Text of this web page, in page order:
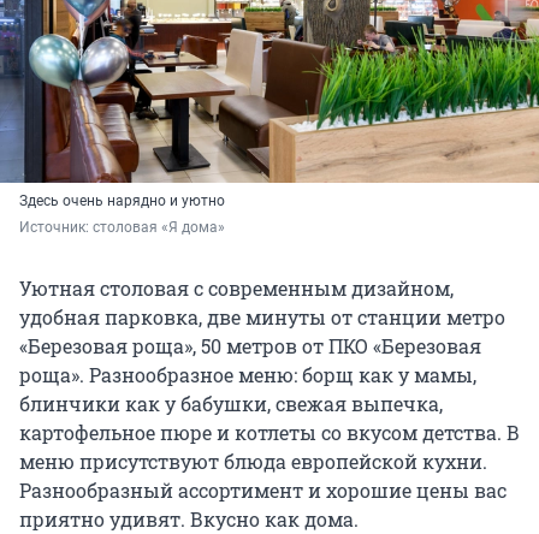
Здесь очень нарядно и уютно
Источник: столовая «Я дома»
Уютная столовая с современным дизайном,
удобная парковка, две минуты от станции метро
«Березовая роща», 50 метров от ПКО «Березовая
роща». Разнообразное меню: борщ как у мамы,
блинчики как у бабушки, свежая выпечка,
картофельное пюре и котлеты со вкусом детства. В
меню присутствуют блюда европейской кухни.
Разнообразный ассортимент и хорошие цены вас
приятно удивят. Вкусно как дома.